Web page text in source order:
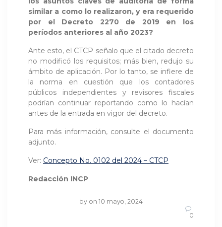
similar a como lo realizaron, y era requerido
por el Decreto 2270 de 2019 en los
períodos anteriores al año 2023?
Ante esto, el CTCP señalo que el citado decreto
no modificó los requisitos; más bien, redujo su
ámbito de aplicación. Por lo tanto, se infiere de
la norma en cuestión que los contadores
públicos independientes y revisores fiscales
podrían continuar reportando como lo hacían
antes de la entrada en vigor del decreto.
Para más información, consulte el documento
adjunto.
Ver: Concepto No. 0102 del 2024 – CTCP
Redacción INCP
by on 10 mayo, 2024
0